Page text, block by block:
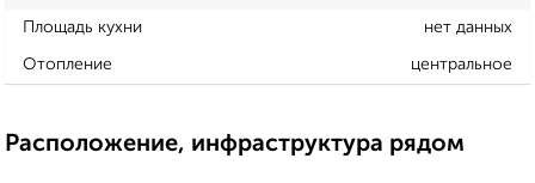
Площадь кухни нет данных
Отопление центральное
Расположение, инфраструктура рядом